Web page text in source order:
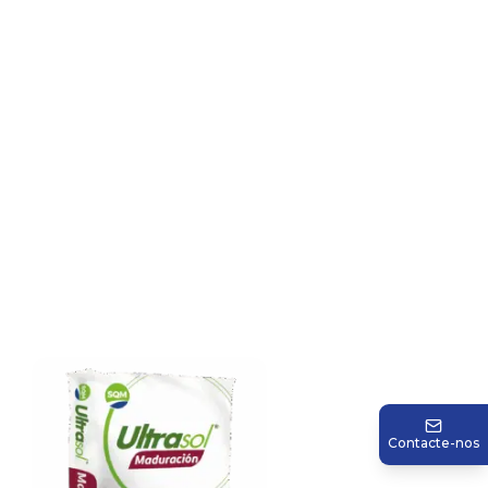
Contacte-nos